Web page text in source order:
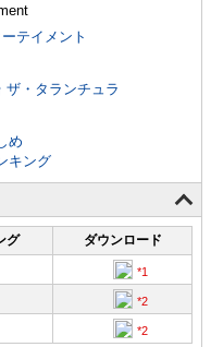
テイメント
ザ・タランチュラ
め
キング
グ
ダウンロード